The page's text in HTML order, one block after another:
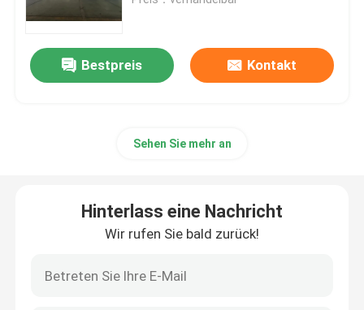
Kabel-Extrusionsleitung
Bestpreis Kontakt
Sehen Sie mehr an
Hinterlass eine Nachricht
Wir rufen Sie bald zurück!